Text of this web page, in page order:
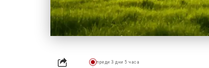
преди 3 дни 5 часа